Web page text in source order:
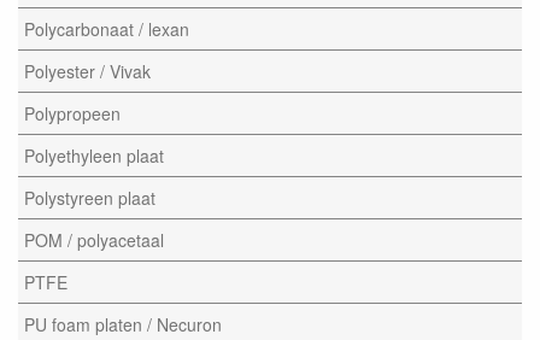
Polycarbonaat / lexan
Polyester / Vivak
Polypropeen
Polyethyleen plaat
Polystyreen plaat
POM / polyacetaal
PTFE
PU foam platen / Necuron